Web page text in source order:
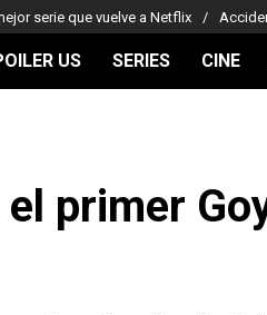
serie que vuelve a Netflix
US SERIES CINE
primer